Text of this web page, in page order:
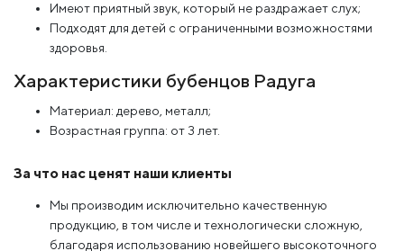
Имеют приятный звук, который не раздражает слух;
Подходят для детей с ограниченными возможностями
здоровья.
Характеристики бубенцов Радуга
Материал: дерево, металл;
Возрастная группа: от 3 лет.
За что нас ценят наши клиенты
Мы производим исключительно качественную
продукцию, в том числе и технологически сложную,
благодаря использованию новейшего высокоточного